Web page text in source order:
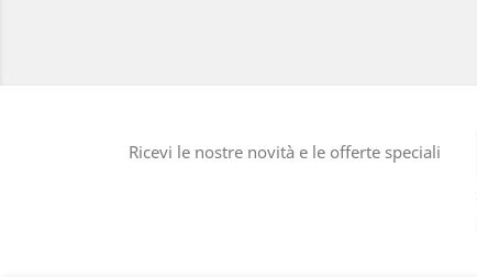
Ricevi le nostre novità e le offerte speciali